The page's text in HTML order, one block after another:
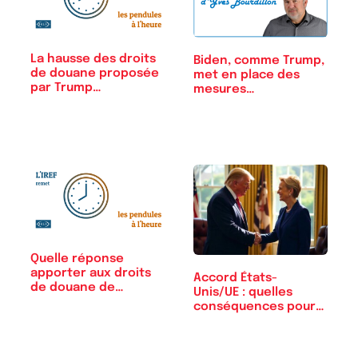
La hausse des droits
de douane proposée
par Trump…
Biden, comme Trump,
met en place des
mesures…
Quelle réponse
apporter aux droits
de douane de
Accord États-
Unis/UE : quelles
conséquences pour